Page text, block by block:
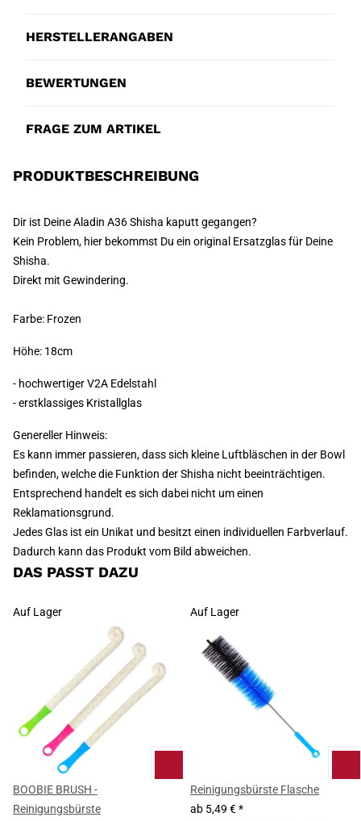
HERSTELLERANGABEN
BEWERTUNGEN
FRAGE ZUM ARTIKEL
PRODUKTBESCHREIBUNG
Dir ist Deine Aladin A36 Shisha kaputt gegangen?
Kein Problem, hier bekommst Du ein original Ersatzglas für Deine
Shisha.
Direkt mit Gewindering.
Farbe: Frozen
Höhe: 18cm
- hochwertiger V2A Edelstahl
- erstklassiges Kristallglas
Genereller Hinweis:
Es kann immer passieren, dass sich kleine Luftbläschen in der Bowl
befinden, welche die Funktion der Shisha nicht beeinträchtigen.
Entsprechend handelt es sich dabei nicht um einen
Reklamationsgrund.
Jedes Glas ist ein Unikat und besitzt einen individuellen Farbverlauf.
Dadurch kann das Produkt vom Bild abweichen.
DAS PASST DAZU
Auf Lager
BOOBIE BRUSH -
Reinigungsbürste
Auf Lager
Reinigungsbürste Flasche
ab 5,49 €*